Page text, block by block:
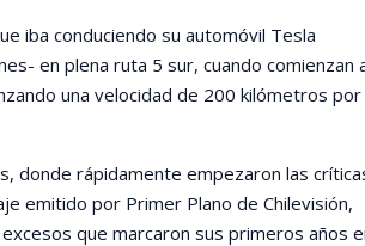
iba conduciendo su automóvil Tesla
en plena ruta 5 sur, cuando comienzan
una velocidad de 200 kilómetros por
donde rápidamente empezaron las
emitido por Primer Plano de Chilevisión,
que marcaron sus primeros años